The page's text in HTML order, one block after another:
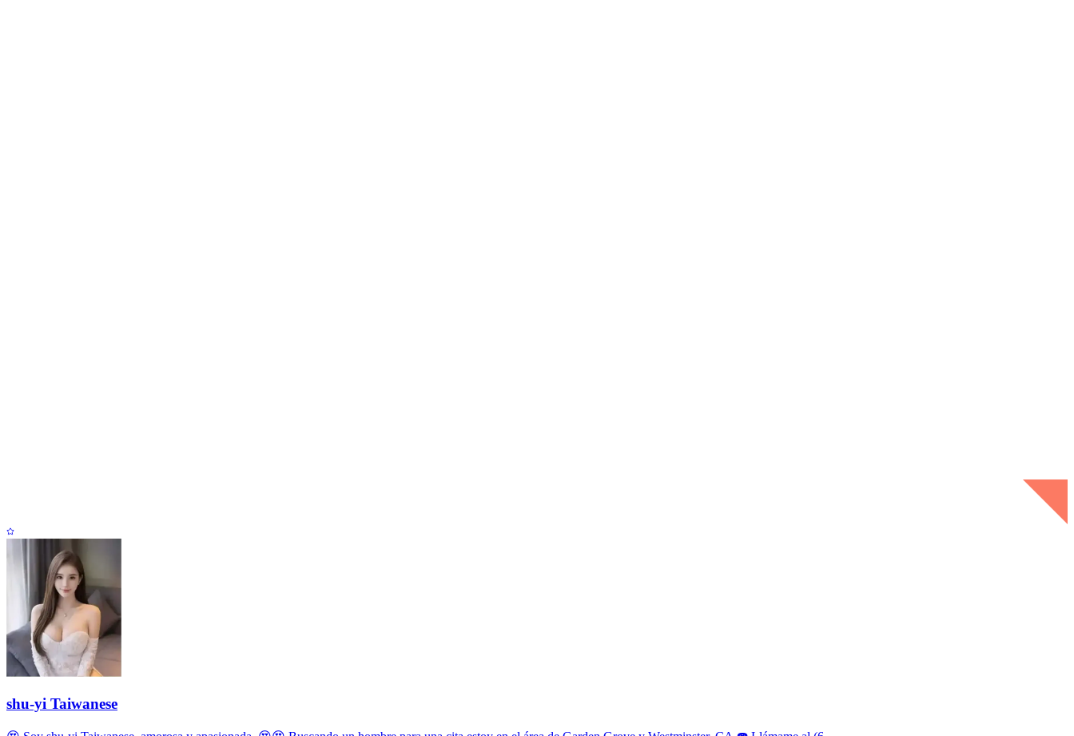
shu-yi Taiwanese